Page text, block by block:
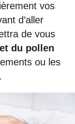
vos
d’aller
de vous
du pollen
ou les